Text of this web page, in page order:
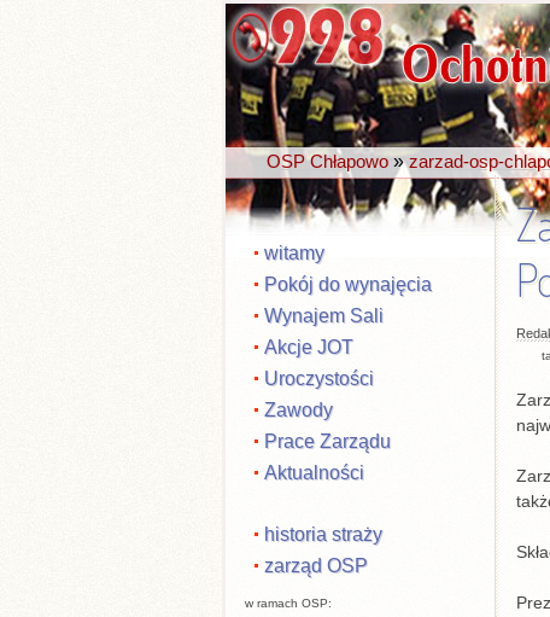
OSP Chłapowo » zarzad-osp-
witamy
Pokój do wynajęcia
Wynajem Sali
Akcje JOT
Uroczystości
Zawody
Prace Zarządu
Aktualności
historia straży
zarząd OSP
w ramach OSP: